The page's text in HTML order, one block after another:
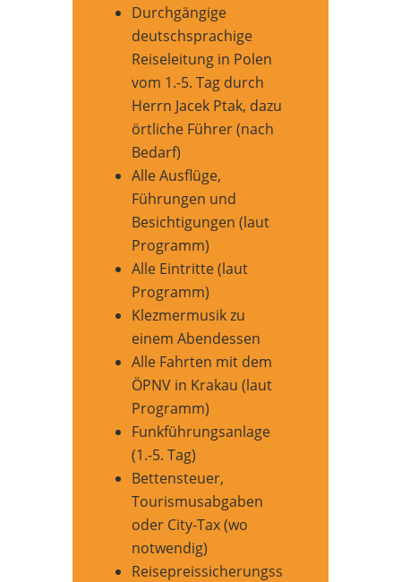
Durchgängige
deutschsprachige
Reiseleitung in Polen
vom 1.-5. Tag durch
Herrn Jacek Ptak, dazu
örtliche Führer (nach
Bedarf)
Alle Ausflüge,
Führungen und
Besichtigungen (laut
Programm)
Alle Eintritte (laut
Programm)
Klezmermusik zu
einem Abendessen
Alle Fahrten mit dem
ÖPNV in Krakau (laut
Programm)
Funkführungsanlage
(1.-5. Tag)
Bettensteuer,
Tourismusabgaben
oder City-Tax (wo
notwendig)
Reisepreissicherungss